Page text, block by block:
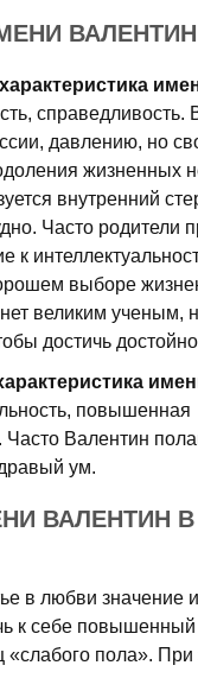
ВАЛЕНТИН
справедливость.
давлению, но
жизненных
внутренний
Часто родители
к
выборе
великим ученым,
достичь
повышенная
Часто Валентин
ум.
ВАЛЕНТИН
в любви значение
к себе повышенный
«слабого пола». При